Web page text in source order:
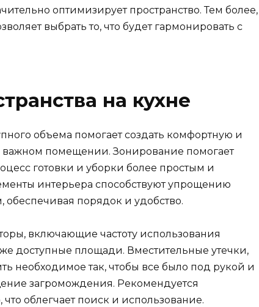
оптимизирует пространство. Тем более,
выбрать то, что будет гармонировать с
на кухне
объема помогает создать комфортную и
помещении. Зонирование помогает
готовки и уборки более простым и
интерьера способствуют упрощению
порядок и удобство.
включающие частоту использования
доступные площади. Вместительные утечки,
необходимое так, чтобы все было под рукой и
загромождения. Рекомендуется
облегчает поиск и использование.